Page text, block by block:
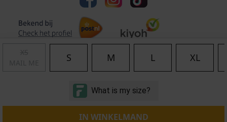
S M L XL
IN WINKELMAND
Algemene voorwaarden | Privacy
© Copyright 2011 - 2026 Soccerfanshop